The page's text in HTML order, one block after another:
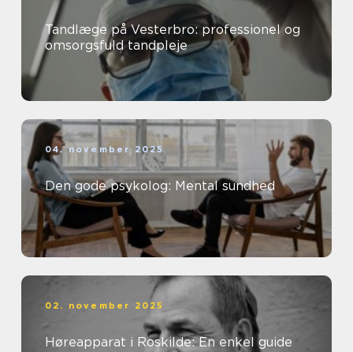
Tandlæge på Vesterbro: professionel og
omsorgsfuld tandpleje
04. november 2025
Den gode psykolog: Mental sundhed
02. november 2025
Høreapparat i Roskilde: En enkel guide